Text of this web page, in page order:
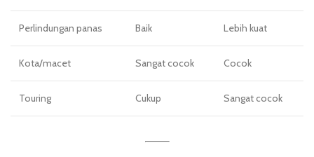
Perlindungan panas Baik Lebih kuat
Kota/macet Sangat cocok Cocok
Touring Cukup Sangat cocok